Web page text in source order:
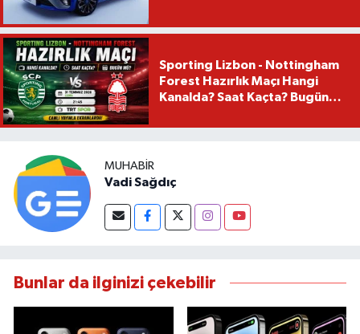
Sporting Lizbon - Nottingham
Forest Hazırlık Maçı Hangi
Kanalda? Saat Kaçta? Bugün
MUHABIR
Vadi Sağdıç
Bunlar da ilginizi çekebilir